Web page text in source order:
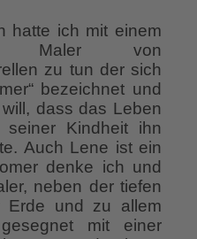
hatte ich mit einem
Maler von
zu tun der sich
bezeichnet und
dass das Leben
seiner Kindheit ihn
Auch Lene ist ein
denke ich und
neben der tiefen
Erde und zu allem
mit einer